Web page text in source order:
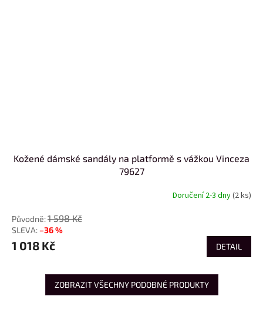
Kožené dámské sandály na platformě s vážkou Vinceza
79627
Doručení 2-3 dny(2 ks)
1 598 Kč
–36 %
1 018 Kč DETAIL
ZOBRAZIT VŠECHNY PODOBNÉ PRODUKTY